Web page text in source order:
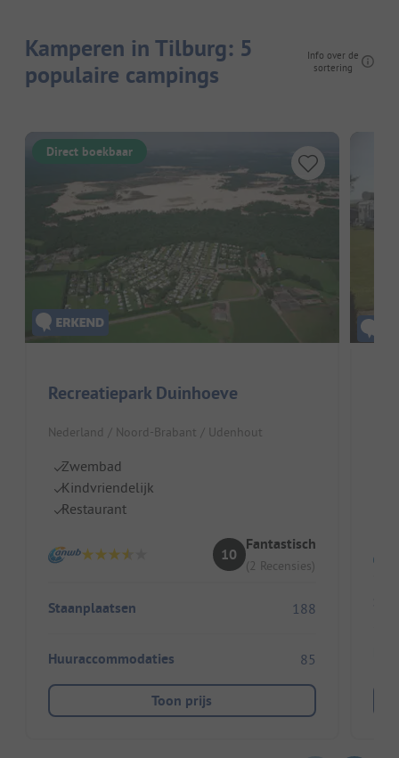
Kamperen in Tilburg: 5
populaire campings
Info over de
sortering
Direct boekbaar
Recreatiepark Duinhoeve
Nederland / Noord-Brabant / Udenhout
Zwembad
Kindvriendelijk
Restaurant
10
Fantastisch
(2 Recensies)
Staanplaatsen 188
Huuraccommodaties 85
Toon prijs